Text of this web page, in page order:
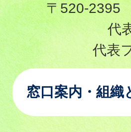
〒520-2395
代
代表
窓口案内・組織